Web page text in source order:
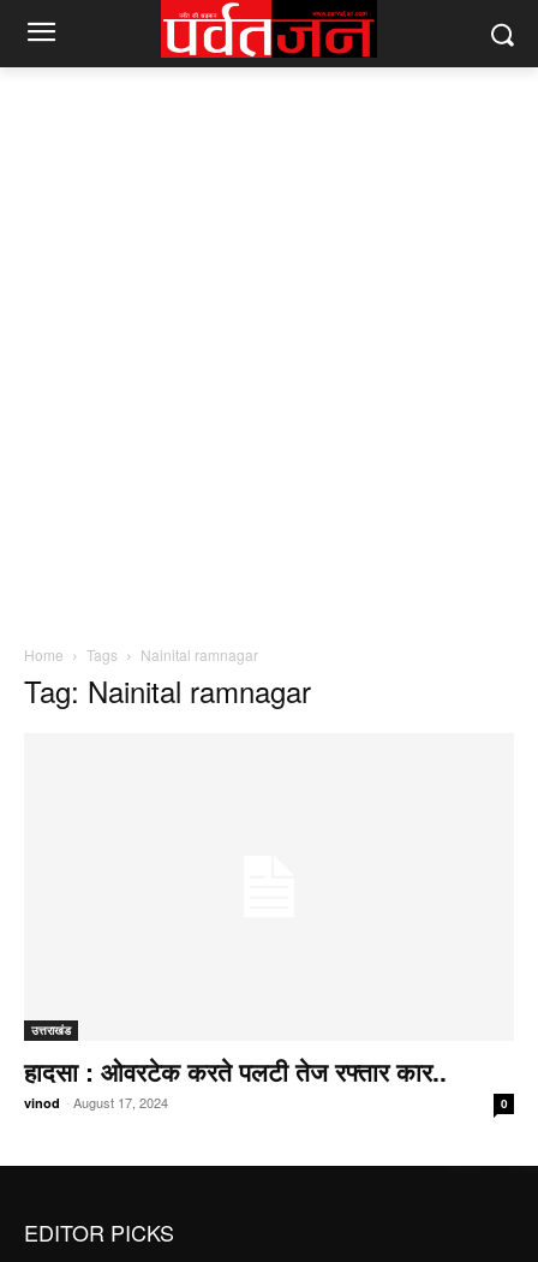
Home Tags Nainital ramnagar
Tag: Nainital ramnagar
उत्तराखंड
हादसा : ओवरटेक करते पलटी तेज रफ्तार कार..
vinod -August 17, 2024 0
EDITOR PICKS